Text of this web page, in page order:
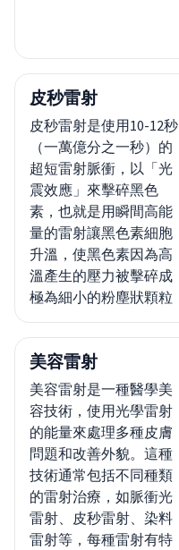
皮秒雷射
皮秒雷射是使用10-12秒
（一萬億分之一秒）的
超短雷射脈衝，以「光
震效應」來擊碎黑色
素，也就是用瞬間高能
量的雷射讓黑色素細胞
升溫，使黑色素因為高
溫產生的壓力被擊碎成
極為細小的粉塵狀顆粒
美容雷射
美容雷射是一種醫學美
容技術，使用光學雷射
的能量來處理多種皮膚
問題和改善外貌。這種
技術通常包括不同種類
的雷射治療，如脈衝光
雷射、皮秒雷射、染料
雷射等，每種雷射有特